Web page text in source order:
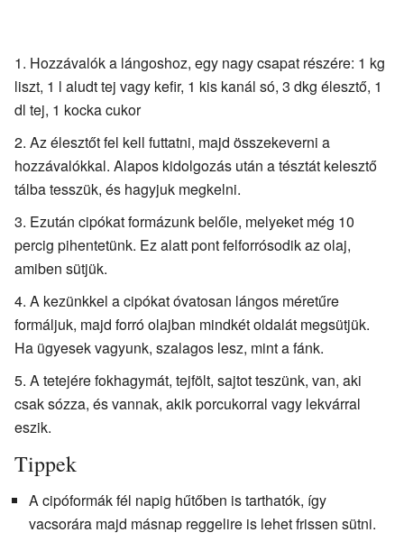
Hozzávalók a lángoshoz, egy nagy csapat részére: 1 kg
liszt, 1 l aludt tej vagy kefir, 1 kis kanál só, 3 dkg élesztő, 1
dl tej, 1 kocka cukor
Az élesztőt fel kell futtatni, majd összekeverni a
hozzávalókkal. Alapos kidolgozás után a tésztát kelesztő
tálba tesszük, és hagyjuk megkelni.
Ezután cipókat formázunk belőle, melyeket még 10
percig pihentetünk. Ez alatt pont felforrósodik az olaj,
amiben sütjük.
A kezünkkel a cipókat óvatosan lángos méretűre
formáljuk, majd forró olajban mindkét oldalát megsütjük.
Ha ügyesek vagyunk, szalagos lesz, mint a fánk.
A tetejére fokhagymát, tejfölt, sajtot teszünk, van, aki
csak sózza, és vannak, akik porcukorral vagy lekvárral
eszik.
Tippek
A cipóformák fél napig hűtőben is tarthatók, így
vacsorára majd másnap reggelire is lehet frissen sütni.